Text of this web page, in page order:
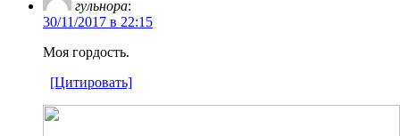
гульнора:
30/11/2017 в 22:15
Моя гордость.
[Цитировать]